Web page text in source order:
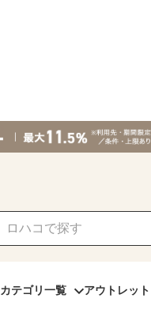
カテゴリ一覧 アウトレット